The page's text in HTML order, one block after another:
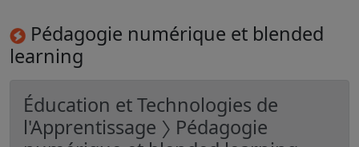
Pédagogie numérique et blended
learning
Éducation et Technologies de
l'Apprentissage 〉 Pédagogie